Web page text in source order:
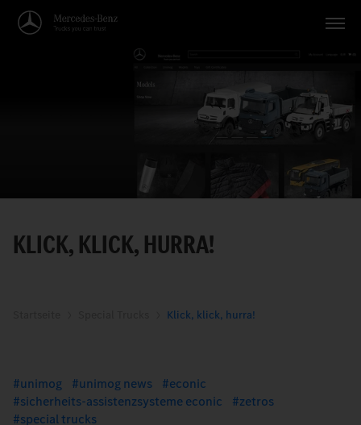
Anwendungen
Deutsch
KLICK, KLICK, HURRA!
Klick, klick, hurra!
unimog unimog news
econic
sicherheits-assistenzsysteme econic
zetros
special trucks